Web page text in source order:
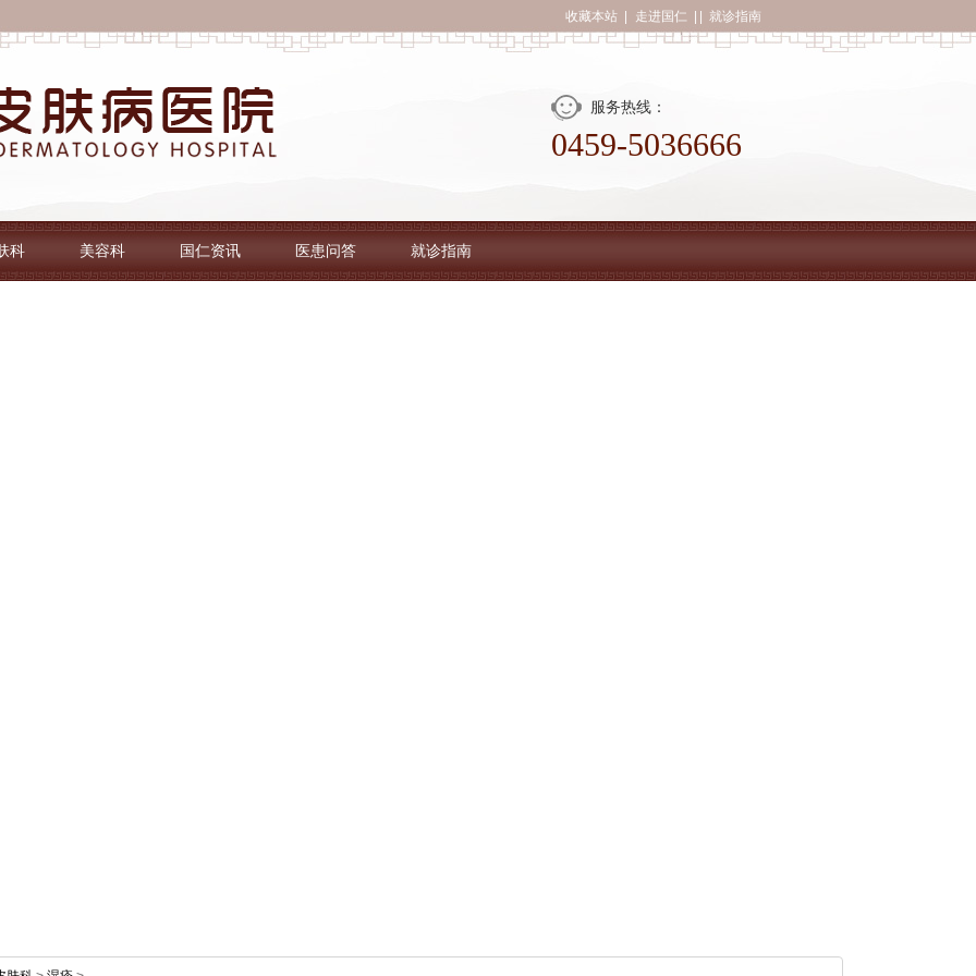
收藏本站 走进国仁 就诊指南
服务热线：
0459-5036666
科 美容科 国仁资讯 医患问答 就诊指南